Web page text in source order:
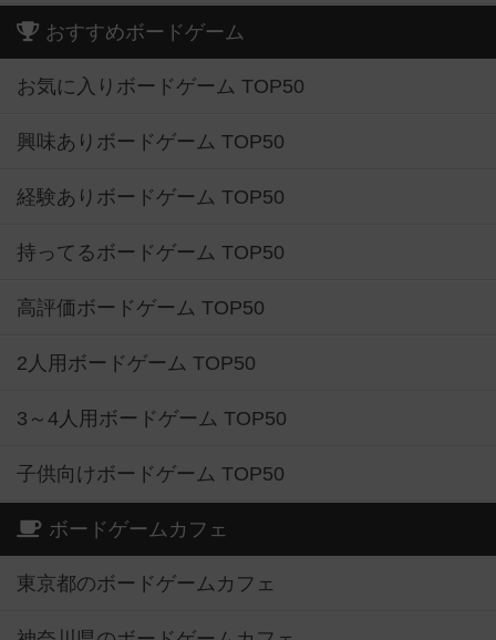
おすすめボードゲーム
お気に入りボードゲーム TOP50
興味ありボードゲーム TOP50
経験ありボードゲーム TOP50
持ってるボードゲーム TOP50
高評価ボードゲーム TOP50
2人用ボードゲーム TOP50
3～4人用ボードゲーム TOP50
子供向けボードゲーム TOP50
ボードゲームカフェ
東京都のボードゲームカフェ